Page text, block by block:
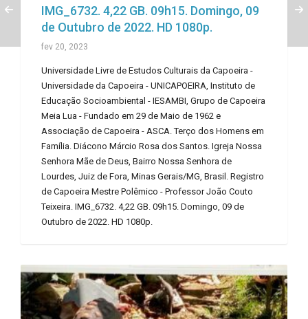
IMG_6732. 4,22 GB. 09h15. Domingo, 09
de Outubro de 2022. HD 1080p.
fev 20, 2023
Universidade Livre de Estudos Culturais da Capoeira -
Universidade da Capoeira - UNICAPOEIRA, Instituto de
Educação Socioambiental - IESAMBI, Grupo de Capoeira
Meia Lua - Fundado em 29 de Maio de 1962 e
Associação de Capoeira - ASCA. Terço dos Homens em
Família. Diácono Márcio Rosa dos Santos. Igreja Nossa
Senhora Mãe de Deus, Bairro Nossa Senhora de
Lourdes, Juiz de Fora, Minas Gerais/MG, Brasil. Registro
de Capoeira Mestre Polêmico - Professor João Couto
Teixeira. IMG_6732. 4,22 GB. 09h15. Domingo, 09 de
Outubro de 2022. HD 1080p.